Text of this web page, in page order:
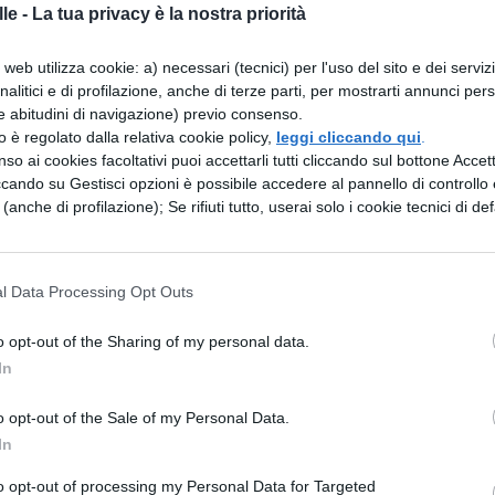
- La tua privacy è la nostra priorità
utilizza cookie: a) necessari (tecnici) per l'uso del sito e dei
e di profilazione, anche di terze parti, per mostrarti annunci
abitudini di navigazione) previo consenso.
è regolato dalla relativa cookie policy, leggi cliccando qui
ai cookies facoltativi puoi accettarli tutti cliccando sul bottone
su Gestisci opzioni è possibile accedere al pannello di controllo
di profilazione); Se rifiuti tutto, userai solo i cookie tecnici di
Data Processing Opt Outs
opt-out of the Sharing of my personal data.
opt-out of the Sale of my Personal Data.
opt-out of processing my Personal Data for Targeted
anni di precarietà.
9 milioni di studenti, dura due giorni e
della scuola ci sono parenti e amici dei
e cori(la foto alla fine dell'articolo rende un
a cercare di garantire l'ordine pubblico.
piacere avere mamma e papà, all'esterno
venuti fin qua/ Per vedere il tuo 100 alla